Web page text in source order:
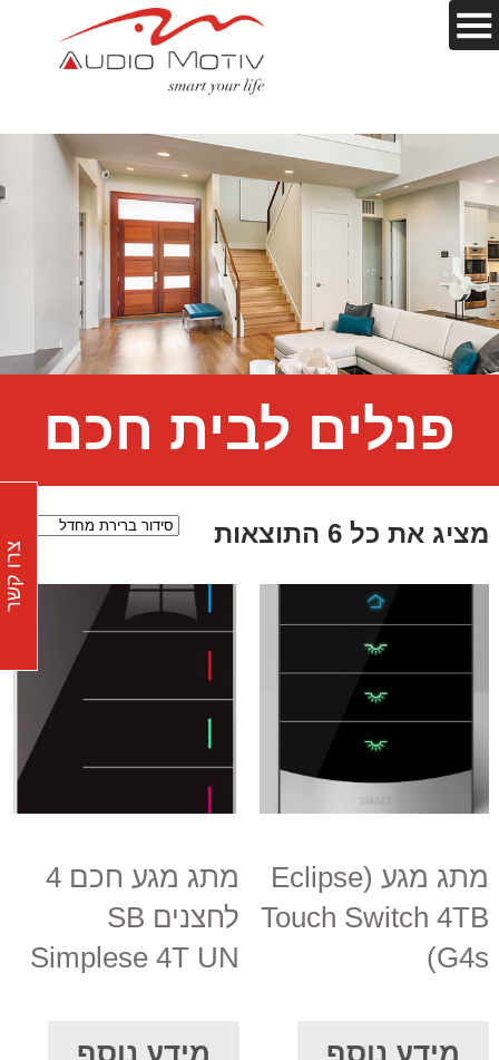
פנלים לבית חכם
מציג את כל 6 התוצאות
מתג מגע (Eclipse
Touch Switch 4TB
(G4s
מתג מגע חכם 4
לחצנים SB
Simplese 4T UN
צרו קשר